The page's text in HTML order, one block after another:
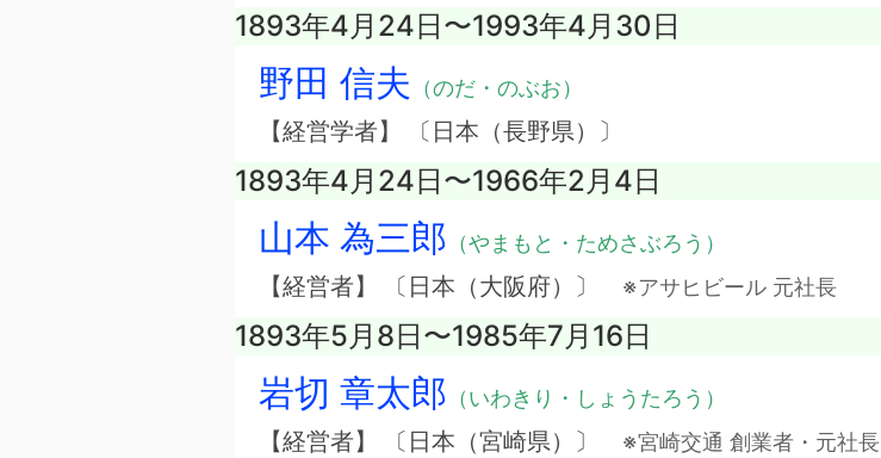
1893年4月24日〜1993年4月30日
野田 信夫 （のだ・のぶお）
【経営学者】 〔日本（長野県）〕
1893年4月24日〜1966年2月4日
山本 為三郎 （やまもと・ためさぶろう）
【経営者】 〔日本（大阪府）〕 ※アサヒビール 元社長
1893年5月8日〜1985年7月16日
岩切 章太郎 （いわきり・しょうたろう）
【経営者】 〔日本（宮崎県）〕 ※宮崎交通 創業者・元社長